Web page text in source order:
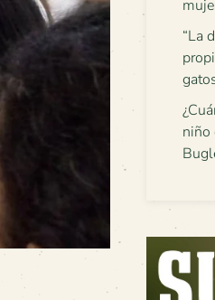
“La
niño